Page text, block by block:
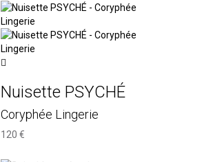
Nuisette PSYCHÉ
Coryphée Lingerie
120 €